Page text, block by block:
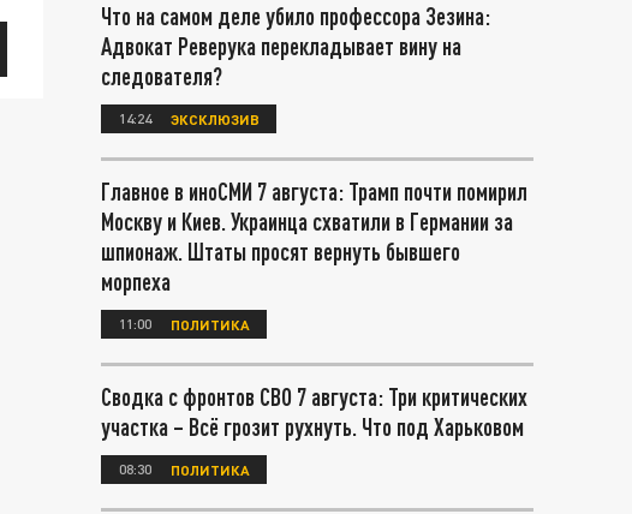
Что на самом деле убило профессора Зезина:
Адвокат Реверука перекладывает вину на
следователя?
14:24 ЭКСКЛЮЗИВ
Главное в иноСМИ 7 августа: Трамп почти помирил
Москву и Киев. Украинца схватили в Германии за
шпионаж. Штаты просят вернуть бывшего
морпеха
11:00 ПОЛИТИКА
Сводка с фронтов СВО 7 августа: Три критических
участка – Всё грозит рухнуть. Что под Харьковом
08:30 ПОЛИТИКА